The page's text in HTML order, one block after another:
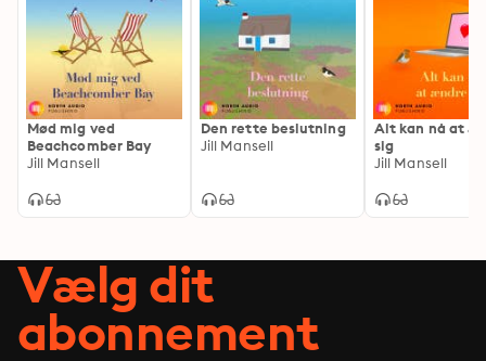
Mød mig ved
Beachcomber Bay
Jill Mansell
Den rette beslutning
Jill Mansell
Alt kan nå at
sig
Jill Mansell
Vælg dit
abonnement